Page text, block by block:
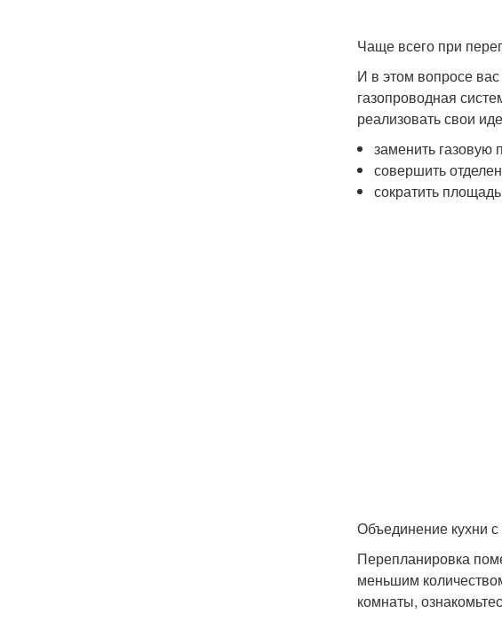
Чаще всего при
И в этом вопросе
газопроводная
реализовать свои
заменить газовую
совершить
сократить
Объединение кухни
Перепланировка
меньшим
комнаты,